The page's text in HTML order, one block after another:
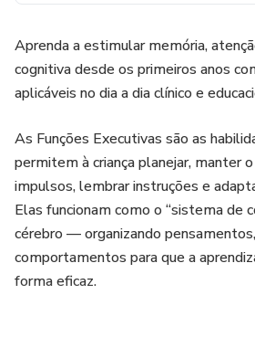
Aprenda a estimular memória,
cognitiva desde os primeiros anos
aplicáveis no dia a dia clínico e
As Funções Executivas são as
permitem à criança planejar, manter
impulsos, lembrar instruções e
Elas funcionam como o “sistema de
cérebro — organizando
comportamentos para que a
forma eficaz.